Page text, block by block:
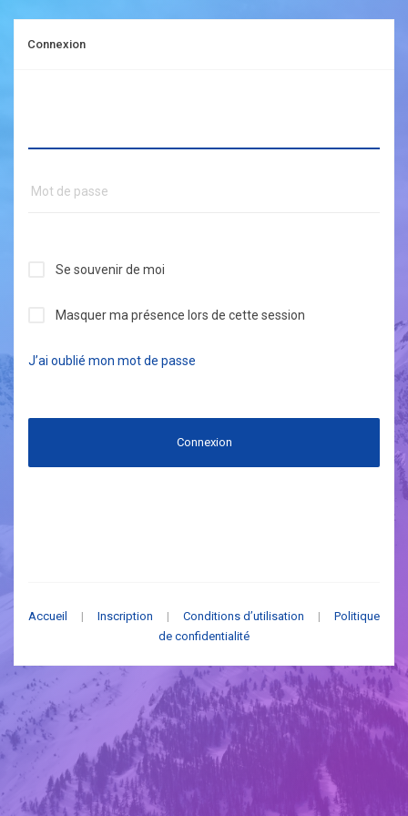
Connexion
Se souvenir de moi
Masquer ma présence lors de cette session
J’ai oublié mon mot de passe
Connexion
Accueil | Inscription | Conditions d’utilisation |
Politique
de confidentialité